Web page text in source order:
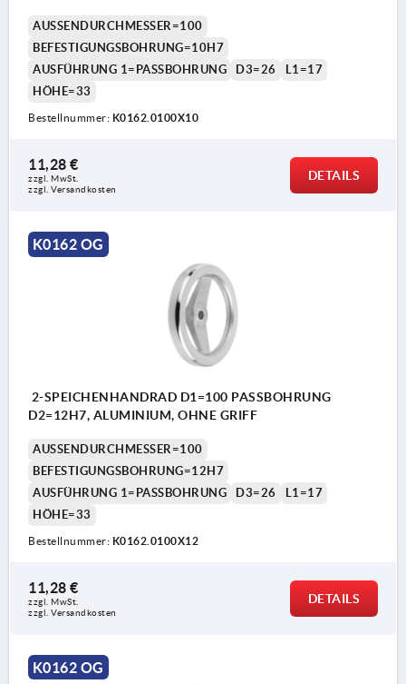
AUSSENDURCHMESSER=100
BEFESTIGUNGSBOHRUNG=10H7
AUSFÜHRUNG 1=PASSBOHRUNG
D3=26
L1=17
HÖHE=33
Bestellnummer: K0162.0100X10
11,28 €
zzgl. MwSt.
zzgl. Versandkosten
DETAILS
K0162 OG
2-SPEICHENHANDRAD D1=100 PASSBOHRUNG
D2=12H7, ALUMINIUM, OHNE GRIFF
AUSSENDURCHMESSER=100
BEFESTIGUNGSBOHRUNG=12H7
AUSFÜHRUNG 1=PASSBOHRUNG
D3=26
L1=17
HÖHE=33
Bestellnummer: K0162.0100X12
11,28 €
zzgl. MwSt.
zzgl. Versandkosten
DETAILS
K0162 OG